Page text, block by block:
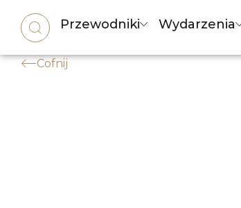
Przewodniki Wydarzenia
Cofnij